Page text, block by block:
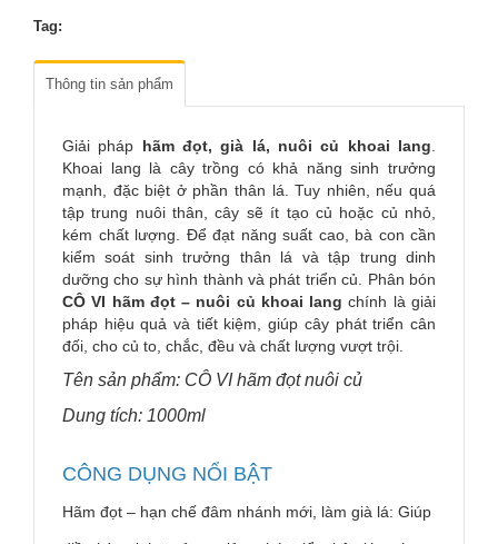
Tag:
Thông tin sản phẩm
Giải pháp hãm đọt, già lá, nuôi củ khoai lang
Khoai lang là cây trồng có khả năng sinh trưởng
mạnh, đặc biệt ở phần thân lá. Tuy nhiên, nếu quá
tập trung nuôi thân, cây sẽ ít tạo củ hoặc củ nhỏ,
kém chất lượng. Để đạt năng suất cao, bà con cần
kiểm soát sinh trưởng thân lá và tập trung dinh
dưỡng cho sự hình thành và phát triển củ. Phân bón
CÔ VI hãm đọt – nuôi củ khoai lang chính là giải
pháp hiệu quả và tiết kiệm, giúp cây phát triển cân
đối, cho củ to, chắc, đều và chất lượng vượt trội.
Tên sản phẩm: CÔ VI hãm đọt nuôi củ
Dung tích: 1000ml
CÔNG DỤNG NỔI BẬT
Hãm đọt – hạn chế đâm nhánh mới, làm già lá: Giúp